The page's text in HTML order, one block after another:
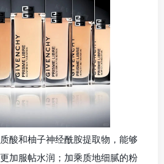
酸和柚子神经酰胺提取物，能够
加服帖水润；加乘质地细腻的粉